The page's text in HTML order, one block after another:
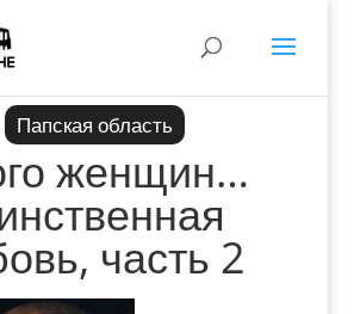
Папская область
женщин…
часть 2